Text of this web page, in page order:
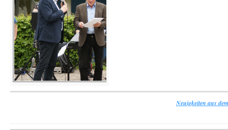
Neuigkeiten aus